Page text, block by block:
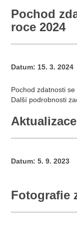
Pochod
roce 2024
Datum: 15. 3. 2024
Pochod zdatnosti
Další podrobnosti
Datum: 5. 9. 2023
Fotografie